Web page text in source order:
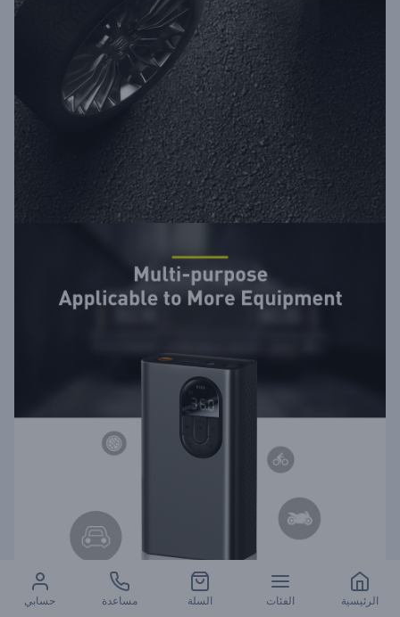
الرئيسية الفئات السلة مساعدة حسابي